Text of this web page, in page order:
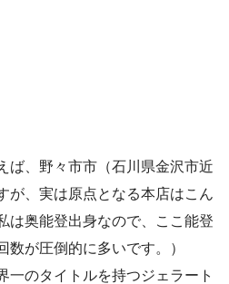
ば、野々市市（石川県金沢市近
が、実は原点となる本店はこん
は奥能登出身なので、ここ能登
が圧倒的に多いです。）
一のタイトルを持つジェラート